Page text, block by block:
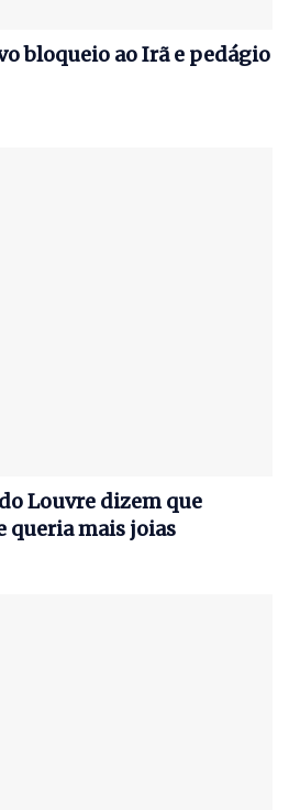
bloqueio ao Irã e pedágio
Louvre dizem que
queria mais joias